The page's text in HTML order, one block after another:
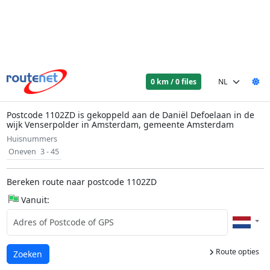
0 km / 0 files
Postcode 1102ZD is gekoppeld aan de Daniël Defoelaan in de
wijk Venserpolder in Amsterdam, gemeente Amsterdam
Huisnummers
Oneven 3 - 45
Bereken route naar postcode 1102ZD
Vanuit:
Route opties
Laden...
Zoeken